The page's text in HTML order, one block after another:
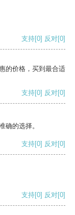
支持[0] 反对[0]
的价格，买到最合适
支持[0] 反对[0]
确的选择。
支持[0] 反对[0]
支持[0] 反对[0]